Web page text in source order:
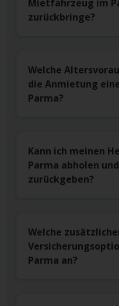
Mietfahrzeug im
zurückbringe?
Welche
die Anmietung
Parma?
Kann ich meinen
Parma abholen
zurückgeben?
Welche
Parma an?